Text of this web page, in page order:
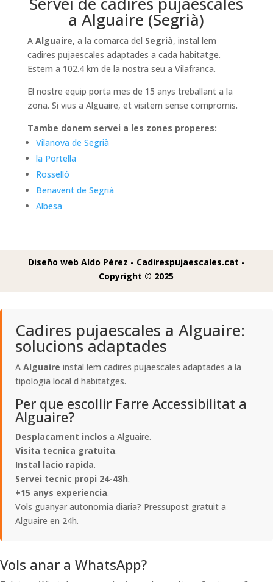
a Alguaire (Segrià)
A Alguaire, a la comarca del Segrià, instal lem
cadires pujaescales adaptades a cada habitatge.
Estem a 102.4 km de la nostra seu a Vilafranca.
El nostre equip porta mes de 15 anys treballant a la
zona. Si vius a Alguaire, et visitem sense compromis.
Tambe donem servei a les zones properes:
Vilanova de Segrià
la Portella
Rosselló
Benavent de Segrià
Albesa
Diseño web Aldo Pérez - Cadirespujaescales.cat -
Copyright © 2025
Cadires pujaescales a Alguaire:
solucions adaptades
A Alguaire instal lem cadires pujaescales adaptades a la
tipologia local d habitatges.
Per que escollir Farre Accessibilitat a
Alguaire?
Desplacament inclos a Alguaire.
Visita tecnica gratuita.
Instal lacio rapida.
Servei tecnic propi 24-48h.
+15 anys experiencia.
Vols guanyar autonomia diaria? Pressupost gratuit a
Alguaire en 24h.
Vols anar a WhatsApp?